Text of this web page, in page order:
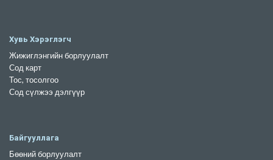
Хувь Хэрэглэгч
Жижиглэнгийн борлуулалт
Сод карт
Тос, тосолгоо
Сод сүлжээ дэлгүүр
Байгууллага
Бөөний борлуулалт